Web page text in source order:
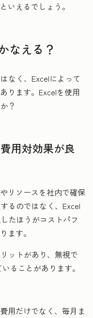
いえるでしょう。
なえる？
なく、Excelによって
ります。Excelを使用
？
用対効果が良
リソースを社内で確保
るのではなく、Excel
たほうがコストパフ
ます。
ットがあり、無視で
ることがあります。
用だけでなく、毎月ま